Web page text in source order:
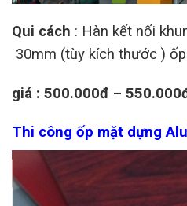
Qui cách : Hàn kết nối
30mm (tùy kích thước )
giá : 500.000đ –
Thi công ốp mặt dựng